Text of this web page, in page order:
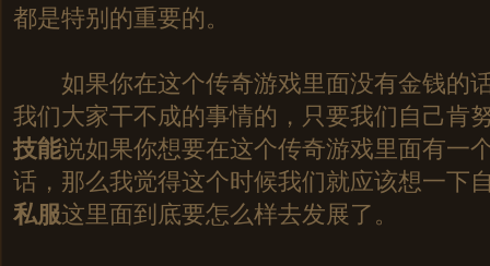
都是特别的重要的。
如果你在这个传奇游戏里面没有金钱的
我们大家干不成的事情的，只要我们自己肯
技能说如果你想要在这个传奇游戏里面有一
话，那么我觉得这个时候我们就应该想一下
私服这里面到底要怎么样去发展了。